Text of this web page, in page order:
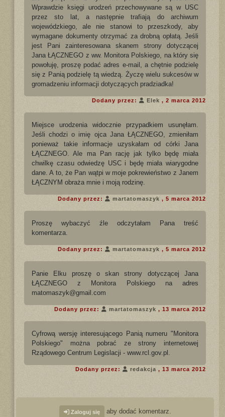
Wprawdzie księgi urodzeń przechowywane są w USC
przez sto lat, a następnie trafiają do archiwum
wojewódzkiego, ale nie stanowi to przeszkody, aby
wymagane dokumenty otrzymać za drobną opłatą. Jeśli
jest Pani zainteresowana skanem strony dotyczącej
Jana ŁĄCZNEGO z ww. Monitora Polskiego, na który się
powołuję, proszę podać adres e-mail, a chętnie podzielę
się z Panią podzielę tą wiedzą. Życzę wielu sukcesów w
gromadzeniu informacji dotyczących pradziadka!
Dodany przez: Elek , 2 marca 2012
Miejsce urodzenia widocznie przypadkiem usunęłam.
Jeśli chodzi o imię ojca Jana ŁĄCZNEGO, zmieniłam
ponieważ takie informacje uzyskałam od córki Jana
ŁĄCZNEGO. Ale ma Pan rację jak tylko będę miała
chwilkę czasu odwiedzę USC i będę miała wiarygodne
dane. A to, że Pan wątpi w moje pokrewieństwo z Janem
ŁĄCZNYM obraża mnie i moją rodzinę.
Dodany przez: martatomaszyk , 5 marca 2012
Proszę wybaczyć źle odczytałam Pana treść
komentarza.
Dodany przez: martatomaszyk , 5 marca 2012
Panie Elku proszę o skan strony dotyczącej Jana
ŁĄCZNEGO z Monitora Polskiego na adres
matomaszyk@gmail.com
Dodany przez: martatomaszyk , 13 marca 2012
Cyfrową wersję interesującego Panią numeru "Monitora
Polskiego" można pobrać ze strony internetowej
Rządowego Centrum Legislacji - www.rcl.gov.pl.
Dodany przez: redakcja , 13 marca 2012
Zaloguj się aby dodać komentarz.